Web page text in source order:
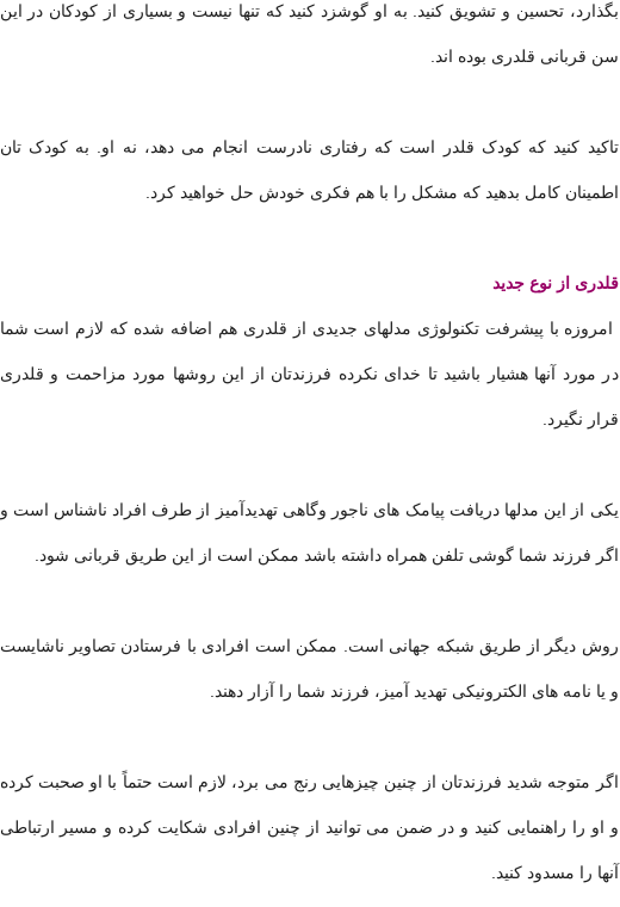
بگذارد، تحسین و تشویق کنید. به او گوشزد کنید که تنها نیست و بسیاری از کودکان در این
سن قربانی قلدری بوده اند.
تاکید کنید که کودک قلدر است که رفتاری نادرست انجام می دهد، نه او. به کودک تان
اطمینان کامل بدهید که مشکل را با هم فکری خودش حل خواهید کرد.
قلدری از نوع جدید
امروزه با پیشرفت تکنولوژی مدلهای جدیدی از قلدری هم اضافه شده که لازم است شما
در مورد آنها هشیار باشید تا خدای نکرده فرزندتان از این روشها مورد مزاحمت و قلدری
قرار نگیرد.
یکی از این مدلها دریافت پیامک های ناجور وگاهی تهدیدآمیز از طرف افراد ناشناس است و
اگر فرزند شما گوشی تلفن همراه داشته باشد ممکن است از این طریق قربانی شود.
روش دیگر از طریق شبکه جهانی است. ممکن است افرادی با فرستادن تصاویر ناشایست
و یا نامه های الکترونیکی تهدید آمیز، فرزند شما را آزار دهند.
اگر متوجه شدید فرزندتان از چنین چیزهایی رنج می برد، لازم است حتماً با او صحبت کرده
و او را راهنمایی کنید و در ضمن می توانید از چنین افرادی شکایت کرده و مسیر ارتباطی
آنها را مسدود کنید.